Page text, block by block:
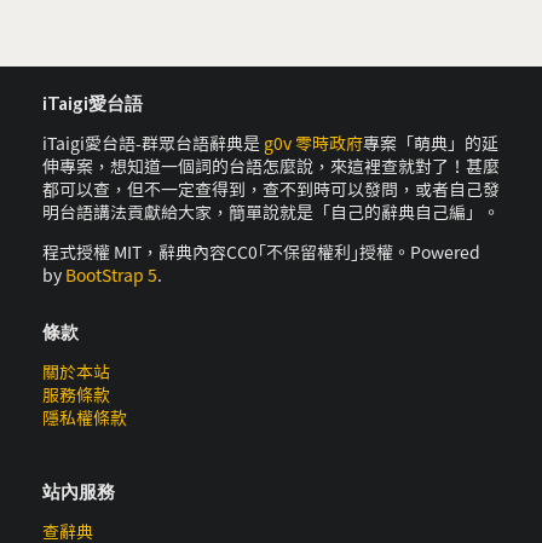
iTaigi愛台語
iTaigi愛台語-群眾台語辭典是 g0v 零時政府專案「萌典」的延
伸專案，想知道一個詞的台語怎麼說，來這裡查就對了！甚麼
都可以查，但不一定查得到，查不到時可以發問，或者自己發
明台語講法貢獻給大家，簡單說就是「自己的辭典自己編」。
程式授權 MIT，辭典內容CC0｢不保留權利｣授權。Powered
by BootStrap 5.
條款
關於本站
服務條款
隱私權條款
站內服務
查辭典